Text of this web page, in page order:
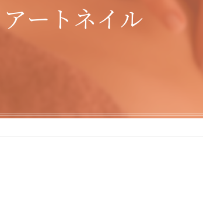
アートネイル